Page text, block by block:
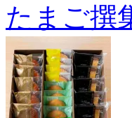
たまご撰